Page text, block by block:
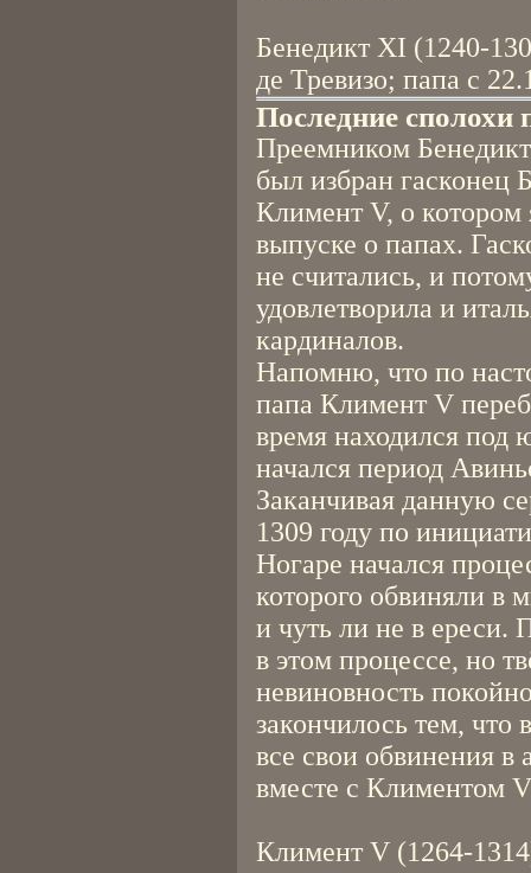
Бенедикт XI (1240-
де Тревизо; папа с
Последние сполохи
Преемником
был избран гасконец
Климент V, о
выпуске о папах.
не считались, и
удовлетворила и
кардиналов.
Напомню, что по
папа Климент V
время находился под
начался период
Заканчивая данную
1309 году по
Ногаре начался
которого обвиняли в
и чуть ли не в ереси.
в этом процессе, но
невиновность
закончилось тем, что
все свои обвинения
вместе с Климентом
Климент V (1264-